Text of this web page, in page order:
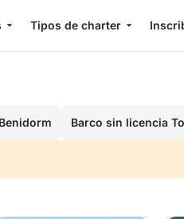
Tipos de charter
Barco sin licencia